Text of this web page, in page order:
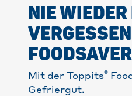
NIE
Mit der Toppits®
Gefriergut.